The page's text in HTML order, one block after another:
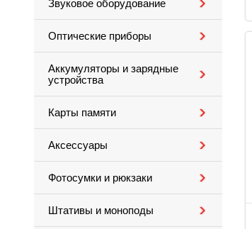
Звуковое оборудование
Оптические приборы
Аккумуляторы и зарядные
устройства
Карты памяти
Аксессуары
Фотосумки и рюкзаки
Штативы и моноподы